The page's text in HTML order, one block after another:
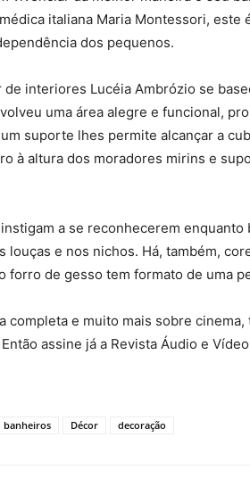
italiana Maria Montessori,
dos pequenos.
de interiores Lucéia Ambrózio se
uma área alegre e funcional,
suporte lhes permite alcançar a
à altura dos moradores mirins e
a se reconhecerem
louças e nos nichos. Há, também,
forro de gesso tem formato de uma
completa e muito mais sobre
assine já a Revista Áudio e
banheiros Décor decoração